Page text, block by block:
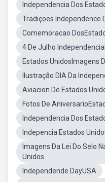
Independencia Dos
Tradiçoes Independence
Comemoracao
4 De Julho
Estados UnidosImagens
Ilustração DIA Da
Aviacion De Estados
Fotos De
Independencia Dos
Indepencia Estados
Imagens Da Lei Do Selo
Unidos
Independende DayUSA